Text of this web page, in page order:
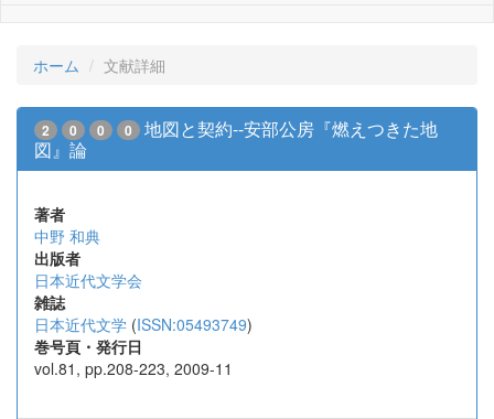
ホーム 文献詳細
2 0 0 0
地図と契約--安部公房『燃えつきた地
図』論
著者
中野 和典
出版者
日本近代文学会
雑誌
日本近代文学 (ISSN:05493749)
巻号頁・発行日
vol.81, pp.208-223, 2009-11